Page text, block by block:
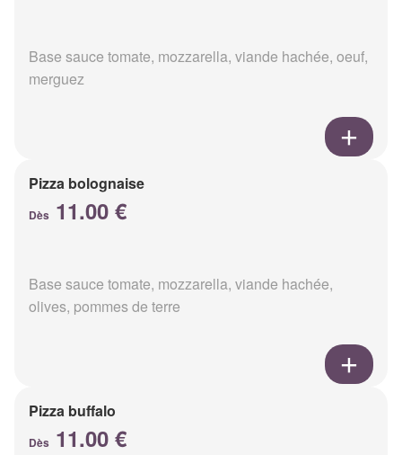
Base sauce tomate, mozzarella, viande hachée, oeuf,
merguez
Pizza bolognaise
Dès 11.00 €
Base sauce tomate, mozzarella, viande hachée,
olives, pommes de terre
Pizza buffalo
Dès 11.00 €